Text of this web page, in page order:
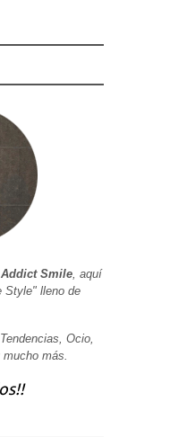
Addict Smile, aquí
Style" lleno de
Ocio,
más.